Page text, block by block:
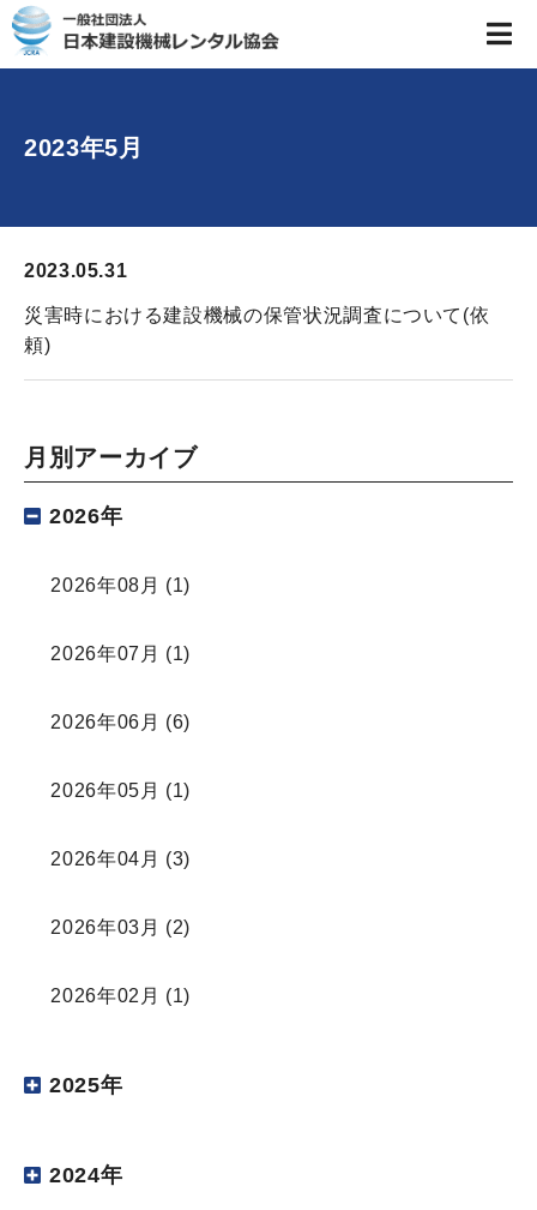
2023年5月
2023.05.31
災害時における建設機械の保管状況調査について(依
頼)
月別アーカイブ
2026年
2026年08月 (1)
2026年07月 (1)
2026年06月 (6)
2026年05月 (1)
2026年04月 (3)
2026年03月 (2)
2026年02月 (1)
2025年
2024年